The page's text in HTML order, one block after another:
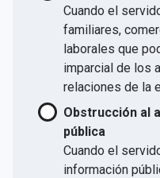
Cuando el
familiares,
laborales que
imparcial de los
relaciones de la
Obstrucción al
pública
Cuando el
información